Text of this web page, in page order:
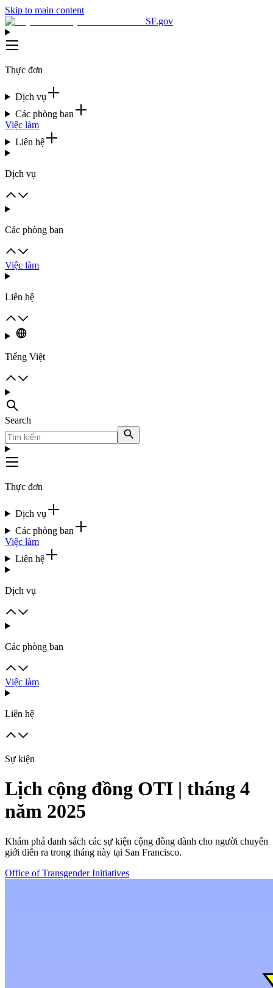
Skip to main content
SF.gov
Thực đơn
Dịch vụ
Các phòng ban
Việc làm
Liên hệ
Dịch vụ
Các phòng ban
Việc làm
Liên hệ
Tiếng Việt
Search
Thực đơn
Dịch vụ
Các phòng ban
Việc làm
Liên hệ
Dịch vụ
Các phòng ban
Việc làm
Liên hệ
Sự kiện
Lịch cộng đồng OTI | tháng 4
năm 2025
Khám phá danh sách các sự kiện cộng đồng dành cho người chuyển
giới diễn ra trong tháng này tại San Francisco.
Office of Transgender Initiatives